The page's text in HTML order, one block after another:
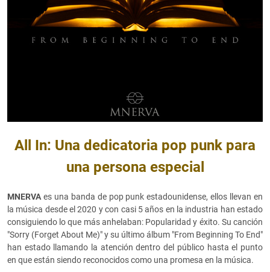
All In: Una dedicatoria pop punk para
una persona especial
MNERVAes una banda de pop punk estadounidense, ellos llevan en
la música desde el 2020 y con casi 5 años en la industria han estado
consiguiendo lo que más anhelaban: Popularidad y éxito. Su canción
"Sorry (Forget About Me)" y su último álbum "From Beginning To End"
han estado llamando la atención dentro del público hasta el punto
en que están siendo reconocidos como una promesa en la música.